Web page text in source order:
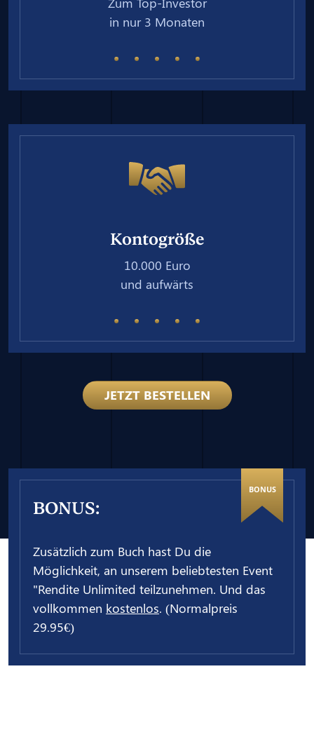
in nur 3 Monaten
Kontogröße
10.000 Euro
und aufwärts
JETZT BESTELLEN
BONUS:
Zusätzlich zum Buch hast Du die
Möglichkeit, an unserem beliebtesten Event
"Rendite Unlimited teilzunehmen. Und das
vollkommen kostenlos. (Normalpreis
29.95€)